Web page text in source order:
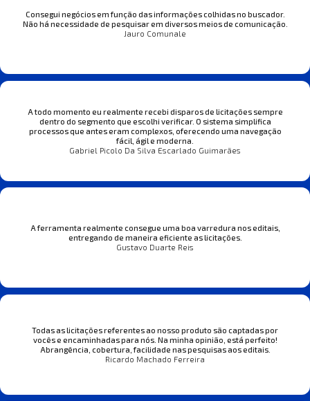
Consegui negócios em função das informações colhidas no buscador.
Não há necessidade de pesquisar em diversos meios de comunicação.
Jauro Comunale
A todo momento eu realmente recebi disparos de licitações sempre
dentro do segmento que escolhi verificar. O sistema simplifica
processos que antes eram complexos, oferecendo uma navegação
fácil, ágil e moderna.
Gabriel Picolo Da Silva Escarlado Guimarães
A ferramenta realmente consegue uma boa varredura nos editais,
entregando de maneira eficiente as licitações.
Gustavo Duarte Reis
Todas as licitações referentes ao nosso produto são captadas por
vocês e encaminhadas para nós. Na minha opinião, está perfeito!
Abrangência, cobertura, facilidade nas pesquisas aos editais.
Ricardo Machado Ferreira